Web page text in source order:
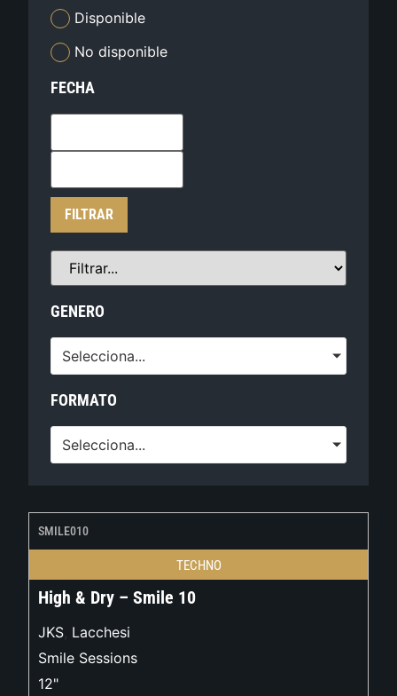
Disponible
No disponible
FECHA
FILTRAR
GENERO
Selecciona...
FORMATO
Selecciona...
SMILE010
TECHNO
High & Dry – Smile 10
JKS, Lacchesi
Smile Sessions
12"